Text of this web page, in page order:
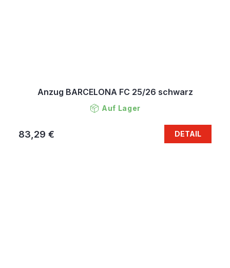
Anzug BARCELONA FC 25/26 schwarz
Auf Lager
83,29 € DETAIL